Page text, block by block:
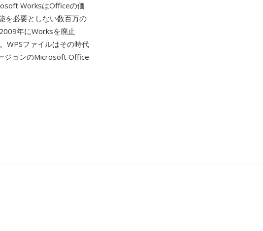
WorksはOfficeの価
を必要としない数百万の
年にWorksを廃止
WPSファイルはその時代
ジョンのMicrosoft Office